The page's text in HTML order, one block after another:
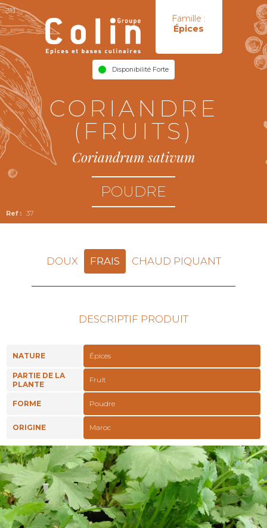
Famille :
Épices
Disponibilité Forte
31J
37
CORIANDRE
(FRUITS)
Coriandrum sativum
POUDRE
DOUX FRAIS CHAUD PIQUANT
DESCRIPTIF PRODUIT
NATURE Épices
PARTIE DE LA
PLANTE
Fruit
FORME Poudre
ORIGINE Maroc